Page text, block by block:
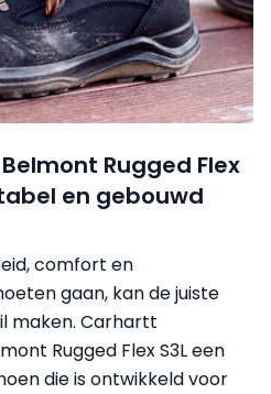
Rugged Flex
en gebouwd
comfort en
gaan, kan de juiste
maken. Carhartt
Rugged Flex S3L een
die is ontwikkeld voor